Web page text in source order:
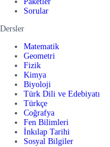
Sorular
Dersler
Matematik
Geometri
Fizik
Kimya
Biyoloji
Türk Dili ve Edebiyatı
Türkçe
Coğrafya
Fen Bilimleri
İnkılap Tarihi
Sosyal Bilgiler